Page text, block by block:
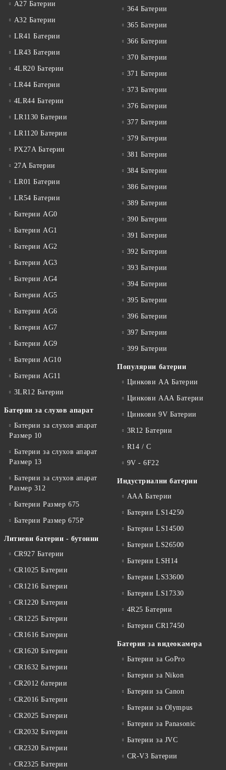
A27 Батерии
A32 Батерии
LR41 Батерии
LR43 Батерии
4LR20 Батерии
LR44 Батерии
4LR44 Батерии
LR1130 Батерии
LR1120 Батерии
PX27A Батерии
27A Батерии
LR01 Батерии
LR54 Батерии
Батерии AG0
Батерии AG1
Батерии AG2
Батерии AG3
Батерии AG4
Батерии AG5
Батерии AG6
Батерии AG7
Батерии AG9
Батерии AG10
Батерии AG11
3LR12 Батерии
Батерии за слухов апарат
Батерии за слухов апарат
Размер 10
Батерии за слухов апарат
Размер 13
Батерии за слухов апарат
Размер 312
Батерии Размер 675
Батерии Размер 675P
Литиеви батерии - бутонни
CR927 Батерии
CR1025 Батерии
CR1216 Батерии
CR1220 Батерии
CR1225 Батерии
CR1616 Батерии
CR1620 Батерии
CR1632 Батерии
CR2012 батерии
CR2016 Батерии
CR2025 Батерии
CR2032 Батерии
CR2320 Батерии
CR2325 Батерии
364 Батерии
365 Батерии
366 Батерии
370 Батерии
371 Батерии
373 Батерии
376 Батерии
377 Батерии
379 Батерии
381 Батерии
384 Батерии
386 Батерии
389 Батерии
390 Батерии
391 Батерии
392 Батерии
393 Батерии
394 Батерии
395 Батерии
396 Батерии
397 Батерии
399 Батерии
Популярни батерии
Цинкови АА Батерии
Цинкови ААА Батерии
Цинкови 9V Батерии
3R12 Батерии
R14 / C
9V - 6F22
Индустриални батерии
ААА Батерии
Батерии LS14250
Батерии LS14500
Батерии LS26500
Батерии LSH14
Батерии LS33600
Батерии LS17330
4R25 Батерии
Батерии CR17450
Батерия за видеокамера
Батерии за GoPro
Батерии за Nikon
Батерии за Canon
Батерии за Olympus
Батерии за Panasonic
Батерии за JVC
CR-V3 Батерии